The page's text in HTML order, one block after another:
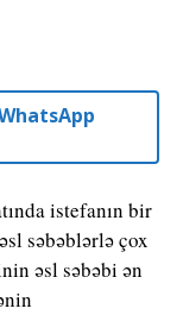
istefanın bir
səbəblərlə çox
əsl səbəbi ən